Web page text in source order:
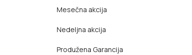
Mesečna akcija
Nedeljna akcija
Produžena Garancija